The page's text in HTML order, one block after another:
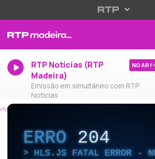
RTP Notícias (RTP
Madeira)
Emissão em simultâneo com RTP
Notícias
NO AR
ERRO204
HLS.JS FATAL ERROR -